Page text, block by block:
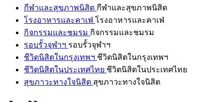
กีฬาและสุขภาพนิสิต กีฬาและสุขภาพนิสิต
โรงอาหารและคาเฟ่ โรงอาหารและคาเฟ่
กิจกรรมและชมรม กิจกรรมและชมรม
รอบรั้วจุฬาฯ รอบรั้วจุฬาฯ
ชีวิตนิสิตในกรุงเทพฯ ชีวิตนิสิตในกรุงเทพฯ
ชีวิตนิสิตในประเทศไทย ชีวิตนิสิตในประเทศไทย
สุขภาวะทางใจนิสิต สุขภาวะทางใจนิสิต